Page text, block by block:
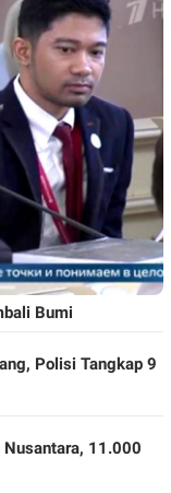
Bumi
Polisi Tangkap 9
Nusantara, 11.000